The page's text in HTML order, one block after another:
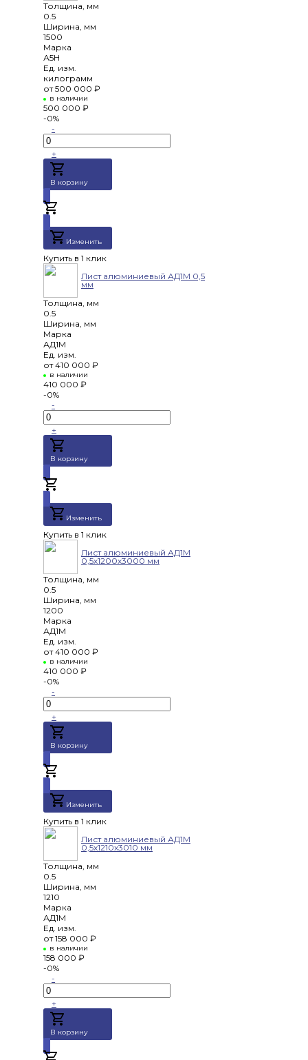
Толщина, мм
0.5
Ширина, мм
1500
Марка
А5Н
Ед. изм.
килограмм
от 500 000 ₽
в наличии
500 000 ₽
-0%
-
+
В корзину
Изменить
Купить в 1 клик
Лист алюминиевый АД1М 0,5
мм
Толщина, мм
0.5
Ширина, мм
Марка
АД1М
Ед. изм.
от 410 000 ₽
в наличии
410 000 ₽
-0%
-
+
В корзину
Изменить
Купить в 1 клик
Лист алюминиевый АД1М
0,5х1200х3000 мм
Толщина, мм
0.5
Ширина, мм
1200
Марка
АД1М
Ед. изм.
от 410 000 ₽
в наличии
410 000 ₽
-0%
-
+
В корзину
Изменить
Купить в 1 клик
Лист алюминиевый АД1М
0,5х1210х3010 мм
Толщина, мм
0.5
Ширина, мм
1210
Марка
АД1М
Ед. изм.
от 158 000 ₽
в наличии
158 000 ₽
-0%
-
+
В корзину